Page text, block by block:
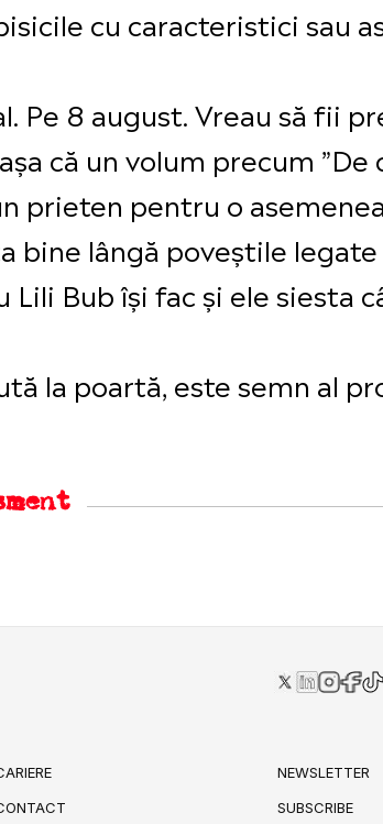
cu caracteristici sau
Pe 8 august. Vreau să fii
că un volum precum ”De
prieten pentru o
bine lângă poveștile
Bub își fac și ele siesta
la poartă, este semn al
NEWSLETTER
SUBSCRIBE